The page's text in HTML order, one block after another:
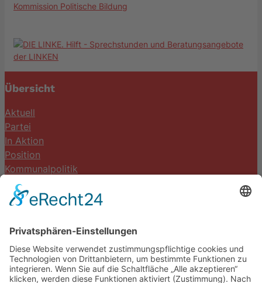
Kommission Politische Bildung
Übersicht
Aktuell
Partei
In Aktion
Position
Kommunalpolitik
Termine
DIE LINKE. Schwalm-Eder
Steingasse 5
34613 Schwalmstadt